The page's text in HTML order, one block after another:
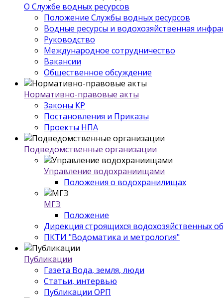
О Службе водных ресурсов
Положение Службы водных ресурсов
Водные ресурсы и водохозяйственная
Руководство
Международное сотрудничество
Вакансии
Общественное обсуждение
Нормативно-правовые акты
Законы КР
Постановления и Приказы
Проекты НПА
Подведомственные организации
Управление водохраниищами
Положения о водохранилищах
МГЭ
Положение
Дирекция строящихся водохозяйственных
ПКТИ "Водоматика и метрология"
Публикации
Газета Вода, земля, люди
Статьи, интервью
Публикации ОРП